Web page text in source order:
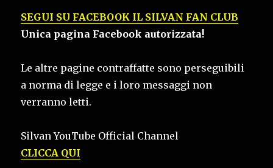
SEGUI SU FACEBOOK IL SILVAN FAN CLUB
Unica pagina Facebook autorizzata!
Le altre pagine contraffatte sono perseguibili
a norma di legge e i loro messaggi non
verranno letti.
Silvan YouTube Official Channel
CLICCA QUI